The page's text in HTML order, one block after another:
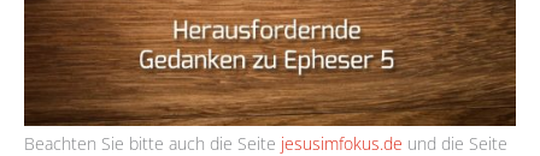
Beachten Sie bitte auch die Seite jesusimfokus.de und die Seite